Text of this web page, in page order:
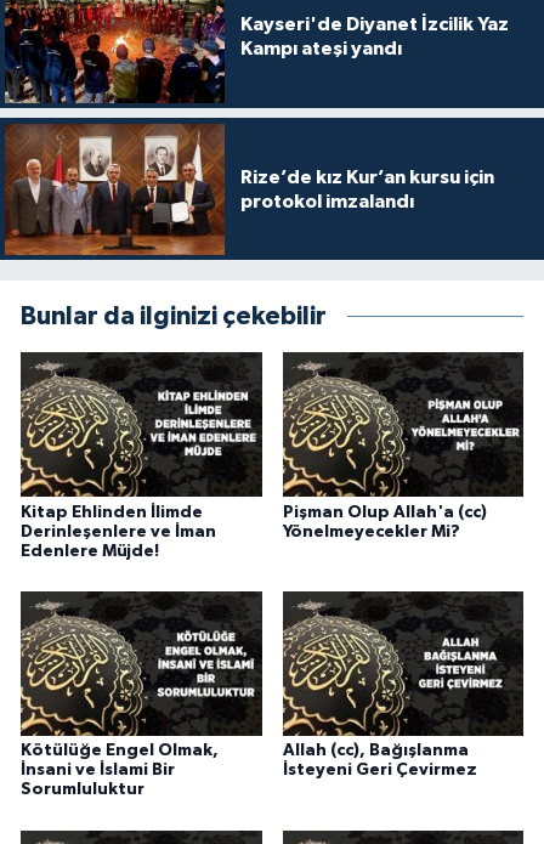
Kayseri'de Diyanet İzcilik Yaz
Kampı ateşi yandı
Rize’de kız Kur’an kursu için
protokol imzalandı
Bunlar da ilginizi çekebilir
Kitap Ehlinden İlimde
Derinleşenlere ve İman
Edenlere Müjde!
Pişman Olup Allah'a (cc)
Yönelmeyecekler Mi?
Kötülüğe Engel Olmak,
İnsani ve İslami Bir
Sorumluluktur
Allah (cc), Bağışlanma
İsteyeni Geri Çevirmez
Erzincan Müftülüğü
Erzurum Müftülüğü
Eskişehir Müftülüğü
Gaziantep Müftülüğü
Giresun Müftülüğü
Gümüşhane Müftülüğü
Hakkari Müftülüğü
Hatay Müftülüğü
Iğdır Müftülüğü
İstanbul Müftülüğü
İzmir Müftülüğü
Kahramanmaraş Müftülüğü